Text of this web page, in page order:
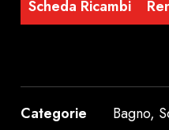
Scheda Ricambi
Categorie Bagno,